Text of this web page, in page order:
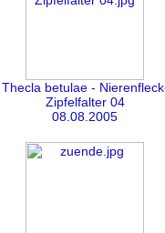
Thecla betulae -
Zipfelfalter 04
08.08.2005